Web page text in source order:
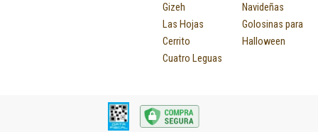
Gizeh
Las Hojas
Cerrito
Cuatro Leguas
Navideñas
Golosinas para
Halloween